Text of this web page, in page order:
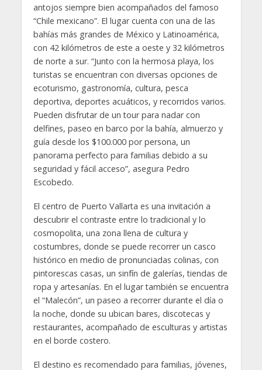
antojos siempre bien acompañados del famoso
“Chile mexicano”. El lugar cuenta con una de las
bahías más grandes de México y Latinoamérica,
con 42 kilómetros de este a oeste y 32 kilómetros
de norte a sur. “Junto con la hermosa playa, los
turistas se encuentran con diversas opciones de
ecoturismo, gastronomía, cultura, pesca
deportiva, deportes acuáticos, y recorridos varios.
Pueden disfrutar de un tour para nadar con
delfines, paseo en barco por la bahía, almuerzo y
guía desde los $100.000 por persona, un
panorama perfecto para familias debido a su
seguridad y fácil acceso”, asegura Pedro
Escobedo.
El centro de Puerto Vallarta es una invitación a
descubrir el contraste entre lo tradicional y lo
cosmopolita, una zona llena de cultura y
costumbres, donde se puede recorrer un casco
histórico en medio de pronunciadas colinas, con
pintorescas casas, un sinfín de galerías, tiendas de
ropa y artesanías. En el lugar también se encuentra
el “Malecón”, un paseo a recorrer durante el día o
la noche, donde su ubican bares, discotecas y
restaurantes, acompañado de esculturas y artistas
en el borde costero.
El destino es recomendado para familias, jóvenes,